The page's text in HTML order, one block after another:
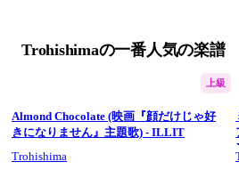
ボーカルグループならではのハモリ
ンジしました。
関連動画…「青春フォトグラフ /
https://youtu.be/IQ2yJ5E2yNE
☆チャンネル登録・SNS(Twitter/
願いします！
Trohishimaの一番人気の楽譜
上級
Almond Chocolate (映画『顔だけじゃ好
きになりません』主題歌) - ILLIT
Trohishima